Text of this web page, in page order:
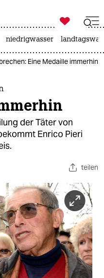

taz zahl ich
niedrigwasser
Eine Medaille immerhin
der Täter von
Enrico Pieri
teilen